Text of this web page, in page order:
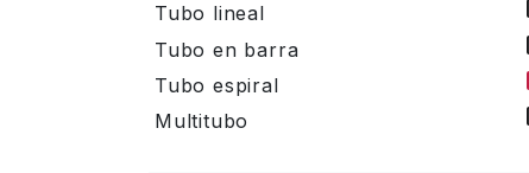
Tubo lineal
Tubo en barra
Tubo espiral
Multitubo